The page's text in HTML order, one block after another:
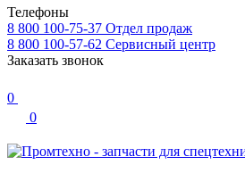
Телефоны
8 800 100-75-37 Отдел продаж
8 800 100-57-62 Сервисный центр
Заказать звонок
0
0